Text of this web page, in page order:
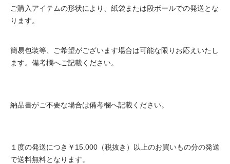
ご購入アイテムの形状により、紙袋または段ボールでの発送とな
ります。
簡易包装等、ご希望がございます場合は可能な限りお応えいたし
ます。備考欄へご記載ください。
納品書がご不要な場合は備考欄へ記載ください。
１度の発送につき￥15.000（税抜き）以上のお買いもの分の発送
で送料無料となります。